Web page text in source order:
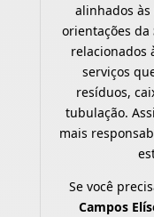
alinhados
orientações da
relacionados
serviços
resíduos,
tubulação.
mais
Se você
Campos